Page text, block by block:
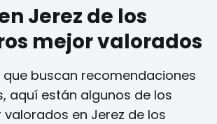
Jerez de los
mejor valorados
que buscan recomendaciones
aquí están algunos de los
en Jerez de los